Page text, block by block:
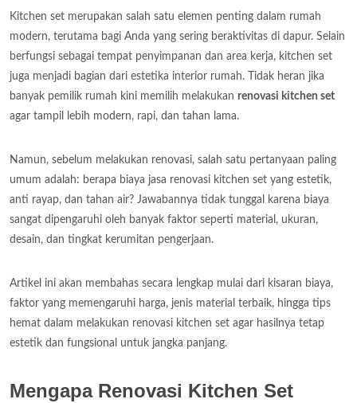
Kitchen set merupakan salah satu elemen penting dalam rumah
modern, terutama bagi Anda yang sering beraktivitas di dapur. Selain
berfungsi sebagai tempat penyimpanan dan area kerja, kitchen set
juga menjadi bagian dari estetika interior rumah. Tidak heran jika
banyak pemilik rumah kini memilih melakukan renovasi kitchen set
agar tampil lebih modern, rapi, dan tahan lama.
Namun, sebelum melakukan renovasi, salah satu pertanyaan paling
umum adalah: berapa biaya jasa renovasi kitchen set yang estetik,
anti rayap, dan tahan air? Jawabannya tidak tunggal karena biaya
sangat dipengaruhi oleh banyak faktor seperti material, ukuran,
desain, dan tingkat kerumitan pengerjaan.
Artikel ini akan membahas secara lengkap mulai dari kisaran biaya,
faktor yang memengaruhi harga, jenis material terbaik, hingga tips
hemat dalam melakukan renovasi kitchen set agar hasilnya tetap
estetik dan fungsional untuk jangka panjang.
Mengapa Renovasi Kitchen Set